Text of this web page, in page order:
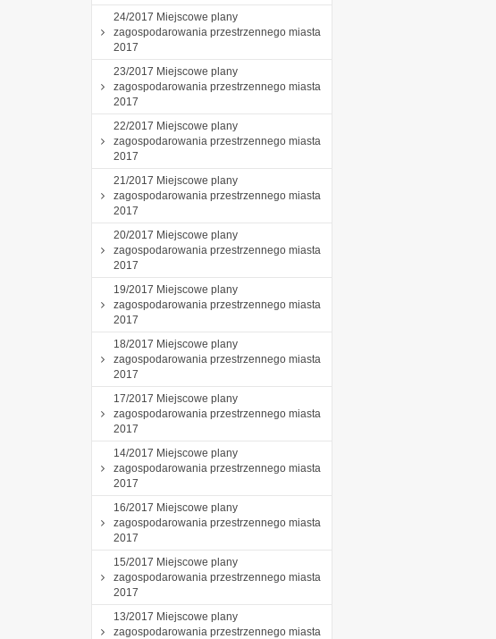
24/2017 Miejscowe plany
zagospodarowania przestrzennego miasta
2017
23/2017 Miejscowe plany
zagospodarowania przestrzennego miasta
2017
22/2017 Miejscowe plany
zagospodarowania przestrzennego miasta
2017
21/2017 Miejscowe plany
zagospodarowania przestrzennego miasta
2017
20/2017 Miejscowe plany
zagospodarowania przestrzennego miasta
2017
19/2017 Miejscowe plany
zagospodarowania przestrzennego miasta
2017
18/2017 Miejscowe plany
zagospodarowania przestrzennego miasta
2017
17/2017 Miejscowe plany
zagospodarowania przestrzennego miasta
2017
14/2017 Miejscowe plany
zagospodarowania przestrzennego miasta
2017
16/2017 Miejscowe plany
zagospodarowania przestrzennego miasta
2017
15/2017 Miejscowe plany
zagospodarowania przestrzennego miasta
2017
13/2017 Miejscowe plany
zagospodarowania przestrzennego miasta